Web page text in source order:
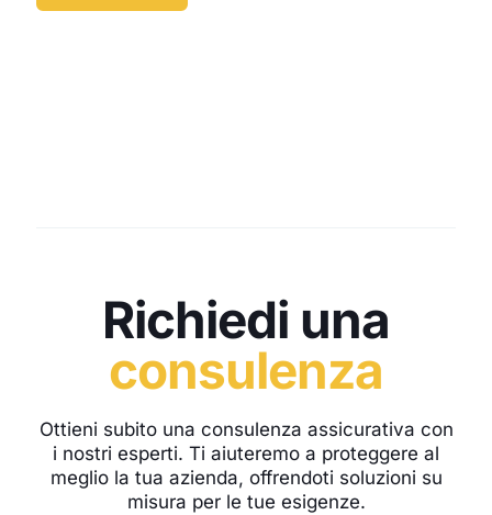
Richiedi una
consulenza
Ottieni subito una consulenza assicurativa con
i nostri esperti. Ti aiuteremo a proteggere al
meglio la tua azienda, offrendoti soluzioni su
misura per le tue esigenze.